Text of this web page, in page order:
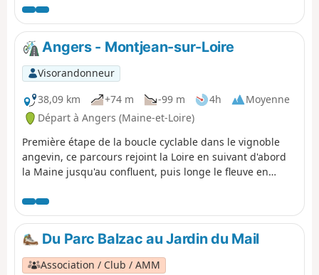
Angers - Montjean-sur-Loire
Visorandonneur
38,09 km
+74 m -99 m 4h
Moyenne
Départ à Angers (Maine-et-Loire)
Première étape de la boucle cyclable dans le vignoble
angevin, ce parcours rejoint la Loire en suivant d'abord
la Maine jusqu'au confluent, puis longe le fleuve en
étape à Béhuard est nécessaire pour découvrir ce lieu si
particulier, puis retour rive nord jusqu'au Port Giraud, où
on franchit l'un des bras de la Loire pour emprunter de
petites routes de l'Île de Chalonnes et rejoindre
Montjean-sur-Loire, terme de cette première journée.
Du Parc Balzac au Jardin du Mail
Association / Club / AMM